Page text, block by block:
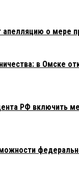
нужно обсудить
4-й месяц не
неминуемой
апелляцию о мере
в Омске
РФ включить